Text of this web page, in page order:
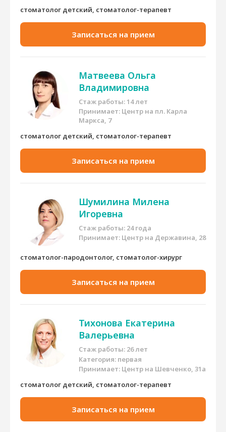
стоматолог детский, стоматолог-терапевт
Записаться на прием
Матвеева Ольга
Владимировна
Стаж работы: 14 лет
Принимает: Центр на пл. Карла
Маркса, 7
стоматолог детский, стоматолог-терапевт
Записаться на прием
Шумилина Милена
Игоревна
Стаж работы: 24 года
Принимает: Центр на Державина, 28
стоматолог-пародонтолог, стоматолог-хирург
Записаться на прием
Тихонова Екатерина
Валерьевна
Стаж работы: 26 лет
Категория: первая
Принимает: Центр на Шевченко, 31а
стоматолог детский, стоматолог-терапевт
Записаться на прием